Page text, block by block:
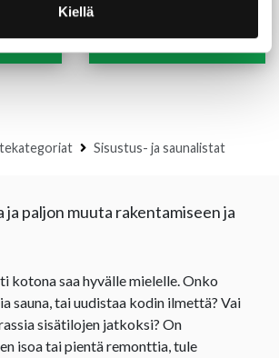
Kiellä3,10
Sisustus- ja saunalistat
ja paljon muuta rakentamiseen ja
kotona saa hyvälle mielelle. Onko
sauna, tai uudistaa kodin ilmettä? Vai
sisätilojen jatkoksi? On
isoa tai pientä remonttia, tule